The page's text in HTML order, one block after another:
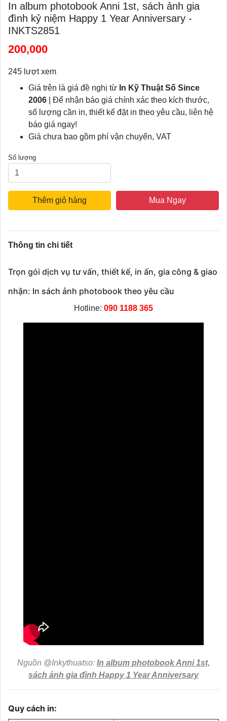
In album photobook Anni 1st, sách ảnh gia
đình kỷ niệm Happy 1 Year Anniversary -
INKTS2851
200,000
245 lượt xem
Giá trên là giá đề nghị từ In Kỹ Thuật Số Since
2006 | Để nhận báo giá chính xác theo kích thước,
số lượng cần in, thiết kế đặt in theo yêu cầu, liên hệ
báo giá ngay!
Giá chưa bao gồm phí vận chuyển, VAT
Số lượng
Thêm giỏ hàng Mua Ngay
Thông tin chi tiết
Trọn gói dịch vụ tư vấn, thiết kế, in ấn, gia công & giao
nhận: In sách ảnh photobook theo yêu cầu
Hotline: 090 1188 365
Nguồn @Inkythuatso: In album photobook Anni 1st,
sách ảnh gia đình Happy 1 Year Anniversary
Quy cách in: